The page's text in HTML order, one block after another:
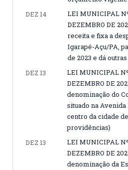
DEZ 14
LEI MUNICIPAL
DEZEMBRO DE
receita e fixa a
Igarapé-Açu/PA,
de 2023 e dá
DEZ 13
LEI MUNICIPAL
DEZEMBRO DE
denominação do
situado na Avenida
centro da cidade
providências)
DEZ 13
LEI MUNICIPAL
DEZEMBRO DE
denominação da